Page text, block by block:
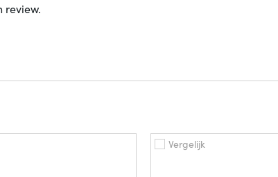
review.
Vergelijk